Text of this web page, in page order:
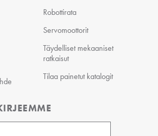
Robottirata
Servomoottorit
Täydelliset mekaaniset
ratkaisut
Tilaa painetut katalogit